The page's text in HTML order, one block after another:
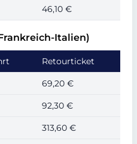
46,10 €
Italien)
Retourticket
69,20 €
92,30 €
313,60 €